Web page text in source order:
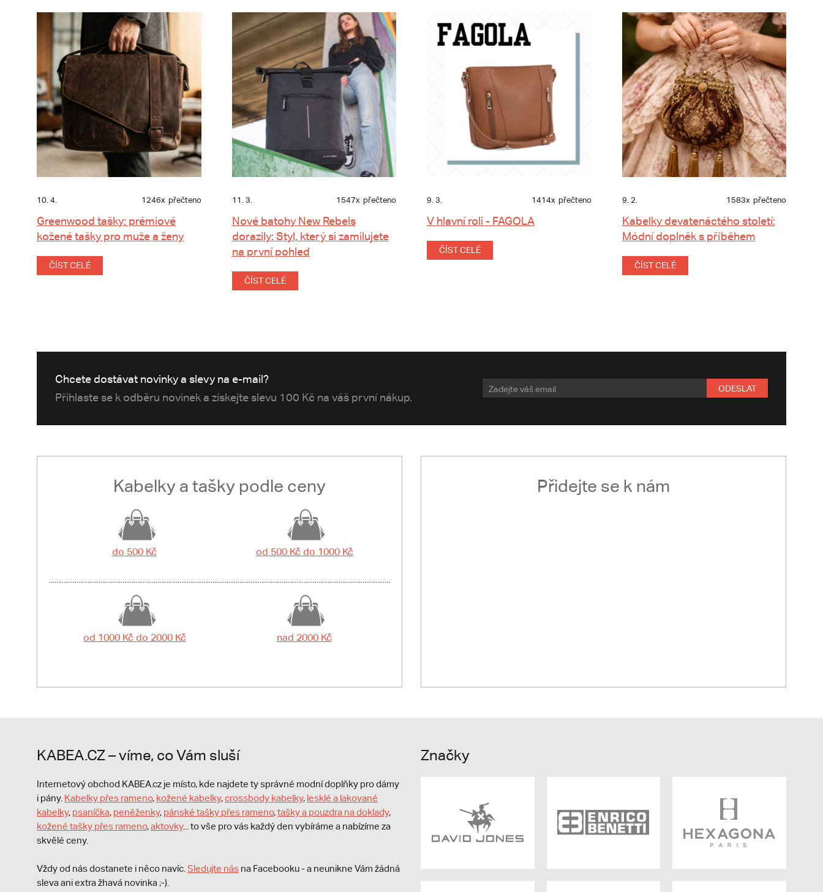
10. 4. 1246x přečteno
Greenwood tašky: prémiové
kožené tašky pro muže a ženy
ČÍST CELÉ
11. 3. 1547x přečteno
Nové batohy New Rebels
dorazily: Styl, který si zamilujete
na první pohled
ČÍST CELÉ
9. 3. 1414x přečteno
V hlavní roli - FAGOLA
ČÍST CELÉ
9. 2. 1583x přečteno
Kabelky devatenáctého století:
Módní doplněk s příběhem
ČÍST CELÉ
Chcete dostávat novinky a slevy na e-mail?
Přihlaste se k odběru novinek a získejte slevu 100 Kč na váš první nákup.
ODESLAT
Kabelky a tašky podle ceny
do 500 Kč od 500 Kč do 1000 Kč
od 1000 Kč do 2000 Kč nad 2000 Kč
Přidejte se k nám
KABEA.CZ – víme, co Vám sluší
Internetový obchod KABEA.cz je místo, kde najdete ty správné modní doplňky pro dámy
i pány. Kabelky přes rameno, kožené kabelky,crossbody kabelky, lesklé a lakované
kabelky, psaníčka, peněženky, pánské tašky přes rameno,tašky a pouzdra na doklady,
kožené tašky přes rameno,aktovky... to vše pro vás každý den vybíráme a nabízíme za
skvělé ceny.
Vždy od nás dostanete i něco navíc. Sledujte nás na Facebooku - a neunikne Vám žádná
sleva ani extra žhavá novinka ;-).
Značky